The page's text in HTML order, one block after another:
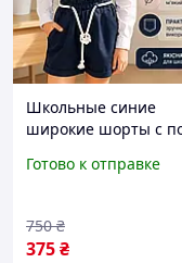
Школьные синие
широкие шорты с
детские брючные
Готово к отправке
375₴
750 ₴